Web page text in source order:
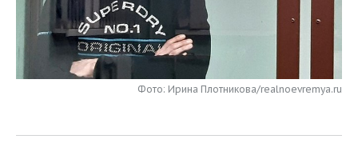
ОПК
ЭНЕРГЕТИКА
ТРАНСПОРТ
ТЕЛЕКОММУНИКАЦИИ
НОВОСТИ МЕРОПРИЯТИЙ
ВЫЕЗДНАЯ РЕДАКЦИЯ
СПОРТ
НОВОСТИ СПОРТА
ОБЩЕСТВО
НОВОСТИ ОБЩЕСТВАФото: Ирина Плотникова/realnoevremya.ru